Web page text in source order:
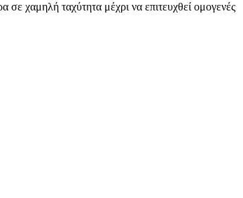
χαμηλή ταχύτητα μέχρι να επιτευχθεί ομογενές